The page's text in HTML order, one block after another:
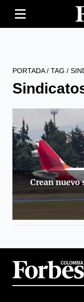
PORTADA/ TAG /
Crean nuevo